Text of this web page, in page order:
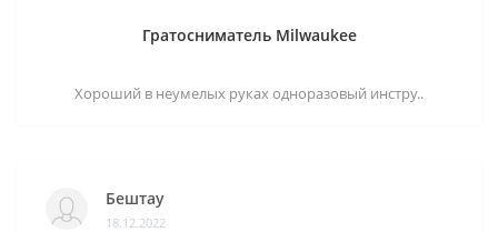
Гратосниматель Milwaukee
Хороший в неумелых руках одноразовый инстру..
Бештау
18.12.2022